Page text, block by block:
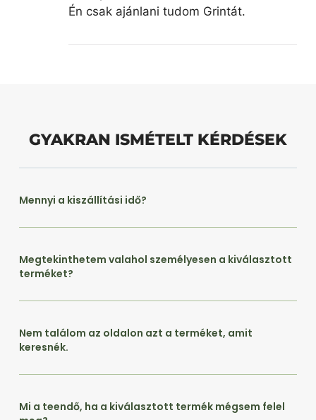
Én csak ajánlani tudom Grintát.
GYAKRAN ISMÉTELT KÉRDÉSEK
Mennyi a kiszállítási idő?
Megtekinthetem valahol személyesen a kiválasztott
terméket?
Nem találom az oldalon azt a terméket, amit
keresnék.
Mi a teendő, ha a kiválasztott termék mégsem felel